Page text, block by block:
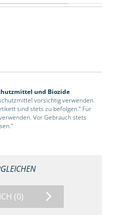
und Biozide
vorsichtig verwenden.
sind stets zu befolgen.“ Für
Vor Gebrauch stets
(0)